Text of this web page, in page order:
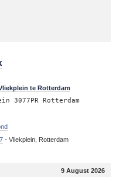
te Rotterdam
3077PR Rotterdam
- Vliekplein, Rotterdam
9 August 2026